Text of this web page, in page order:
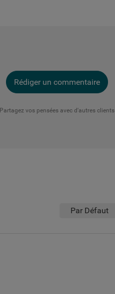
Rédiger un commentaire
Partagez vos pensées avec d'autres clients
Par Défaut